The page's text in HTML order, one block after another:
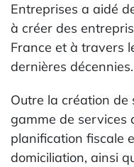
Entreprises a aidé
à créer des
France et à travers
dernières décennies.
Outre la création de
gamme de services
planification fiscale
domiciliation, ainsi